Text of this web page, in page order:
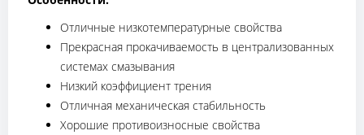
Отличные низкотемпературные свойства
Прекрасная прокачиваемость в централизованных
системах смазывания
Низкий коэффициент трения
Отличная механическая стабильность
Хорошие противоизносные свойства